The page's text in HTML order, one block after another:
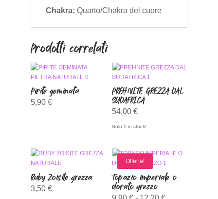
Chakra: Quarto/Chakra del cuore
Prodotti correlati
Pirite geminata
5,90 €
PREHNITE GREZZA DAL
SUDAFRICA
54,00€
Solo 1 in stock!
Ruby Zoisite grezza
3,50 €
Offerta!
Topazio imperiale o
dorato grezzo
Fascia